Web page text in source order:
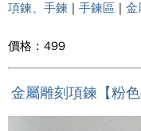
項鍊、手鍊 | 手鍊區 | 金
價格 : 499
金屬雕刻項鍊【粉